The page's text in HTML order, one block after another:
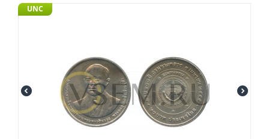
UNC